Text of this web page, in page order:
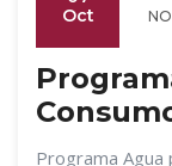
Oct
Programa Agua